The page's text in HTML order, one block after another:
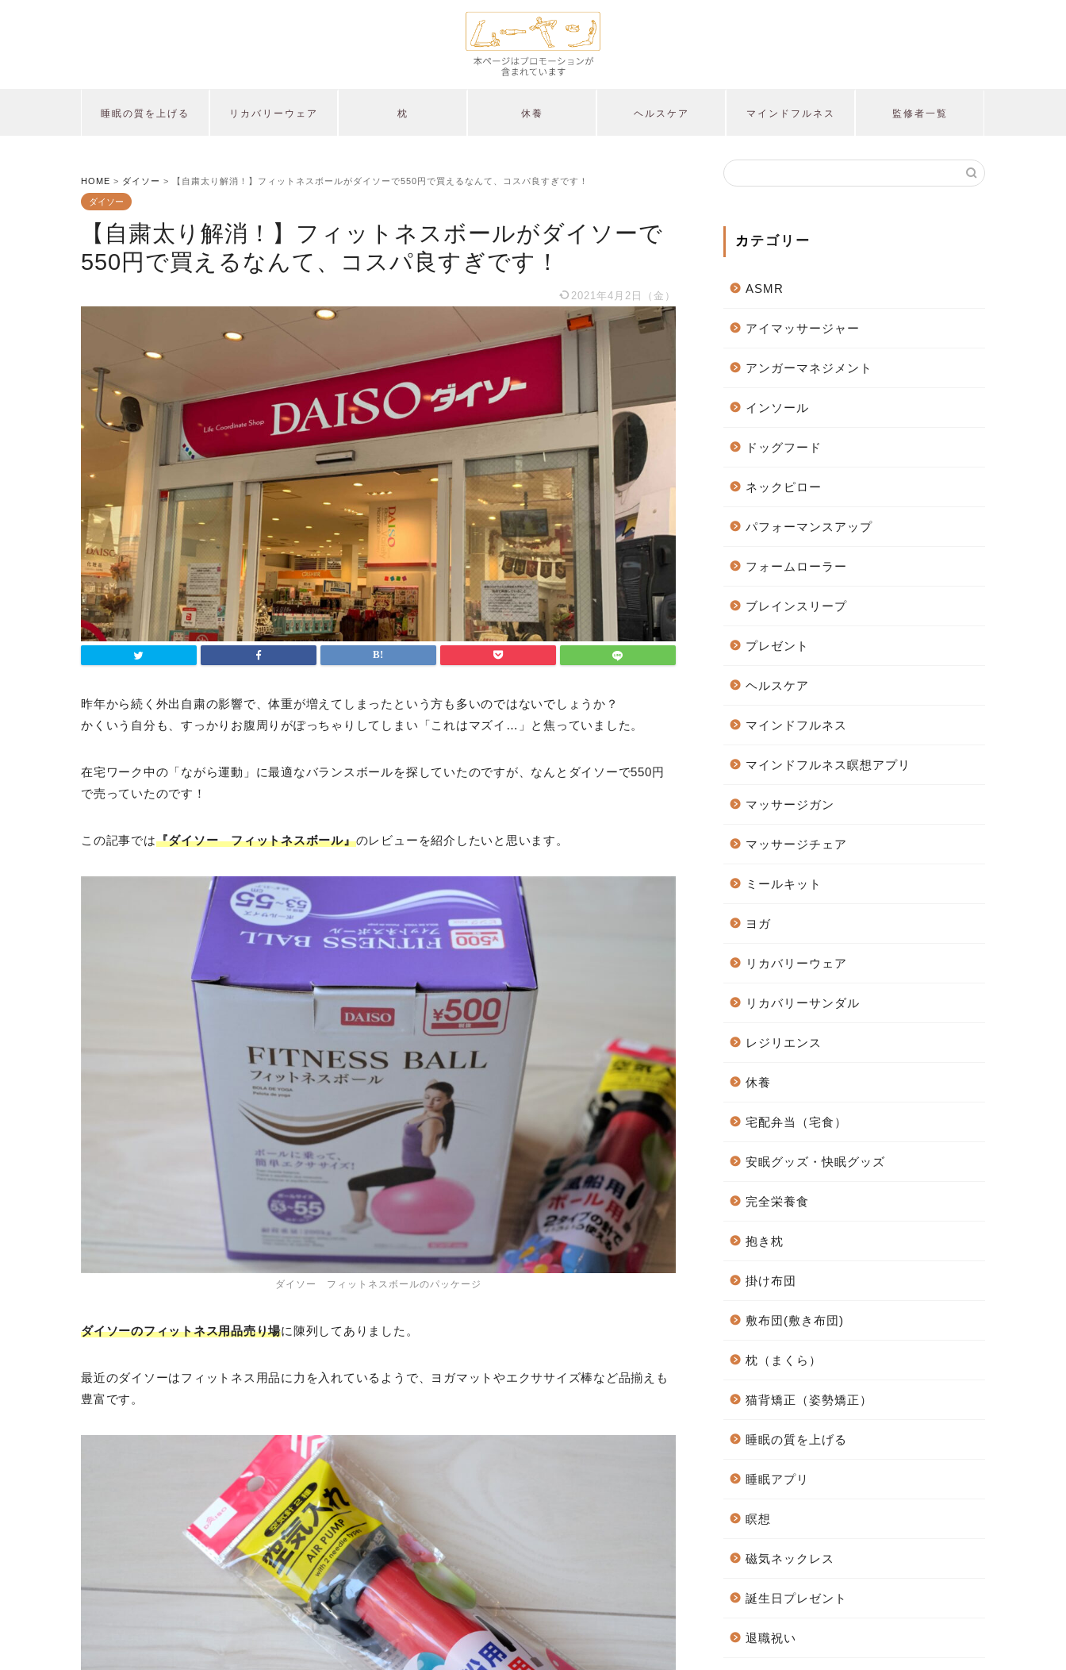
睡眠の質を上げる リカバリーウェア 枕 休養 ヘルスケア マインドフルネス 監修者一覧
HOME > ダイソー > 【自粛太り解消！】フィットネスボールがダイソーで550円で買えるなんて、コスパ良すぎです！
ダイソー
【自粛太り解消！】フィットネスボールがダイソーで
550円で買えるなんて、コスパ良すぎです！
2021年4月2日（金）
昨年から続く外出自粛の影響で、体重が増えてしまったという方も多いのではないでしょうか？
かくいう自分も、すっかりお腹周りがぽっちゃりしてしまい「これはマズイ…」と焦っていました。
在宅ワーク中の「ながら運動」に最適なバランスボールを探していたのですが、なんとダイソーで550円
で売っていたのです！
この記事では『ダイソー フィットネスボール』のレビューを紹介したいと思います。
ダイソー フィットネスボールのパッケージ
ダイソーのフィットネス用品売り場に陳列してありました。
最近のダイソーはフィットネス用品に力を入れているようで、ヨガマットやエクササイズ棒など品揃えも
豊富です。
カテゴリー
ASMR
アイマッサージャー
アンガーマネジメント
インソール
ドッグフード
ネックピロー
パフォーマンスアップ
フォームローラー
ブレインスリープ
プレゼント
ヘルスケア
マインドフルネス
マインドフルネス瞑想アプリ
マッサージガン
マッサージチェア
ミールキット
ヨガ
リカバリーウェア
リカバリーサンダル
レジリエンス
休養
宅配弁当（宅食）
安眠グッズ・快眠グッズ
完全栄養食
抱き枕
掛け布団
敷布団(敷き布団)
枕（まくら）
猫背矯正（姿勢矯正）
睡眠の質を上げる
睡眠アプリ
瞑想
磁気ネックレス
誕生日プレゼント
退職祝い